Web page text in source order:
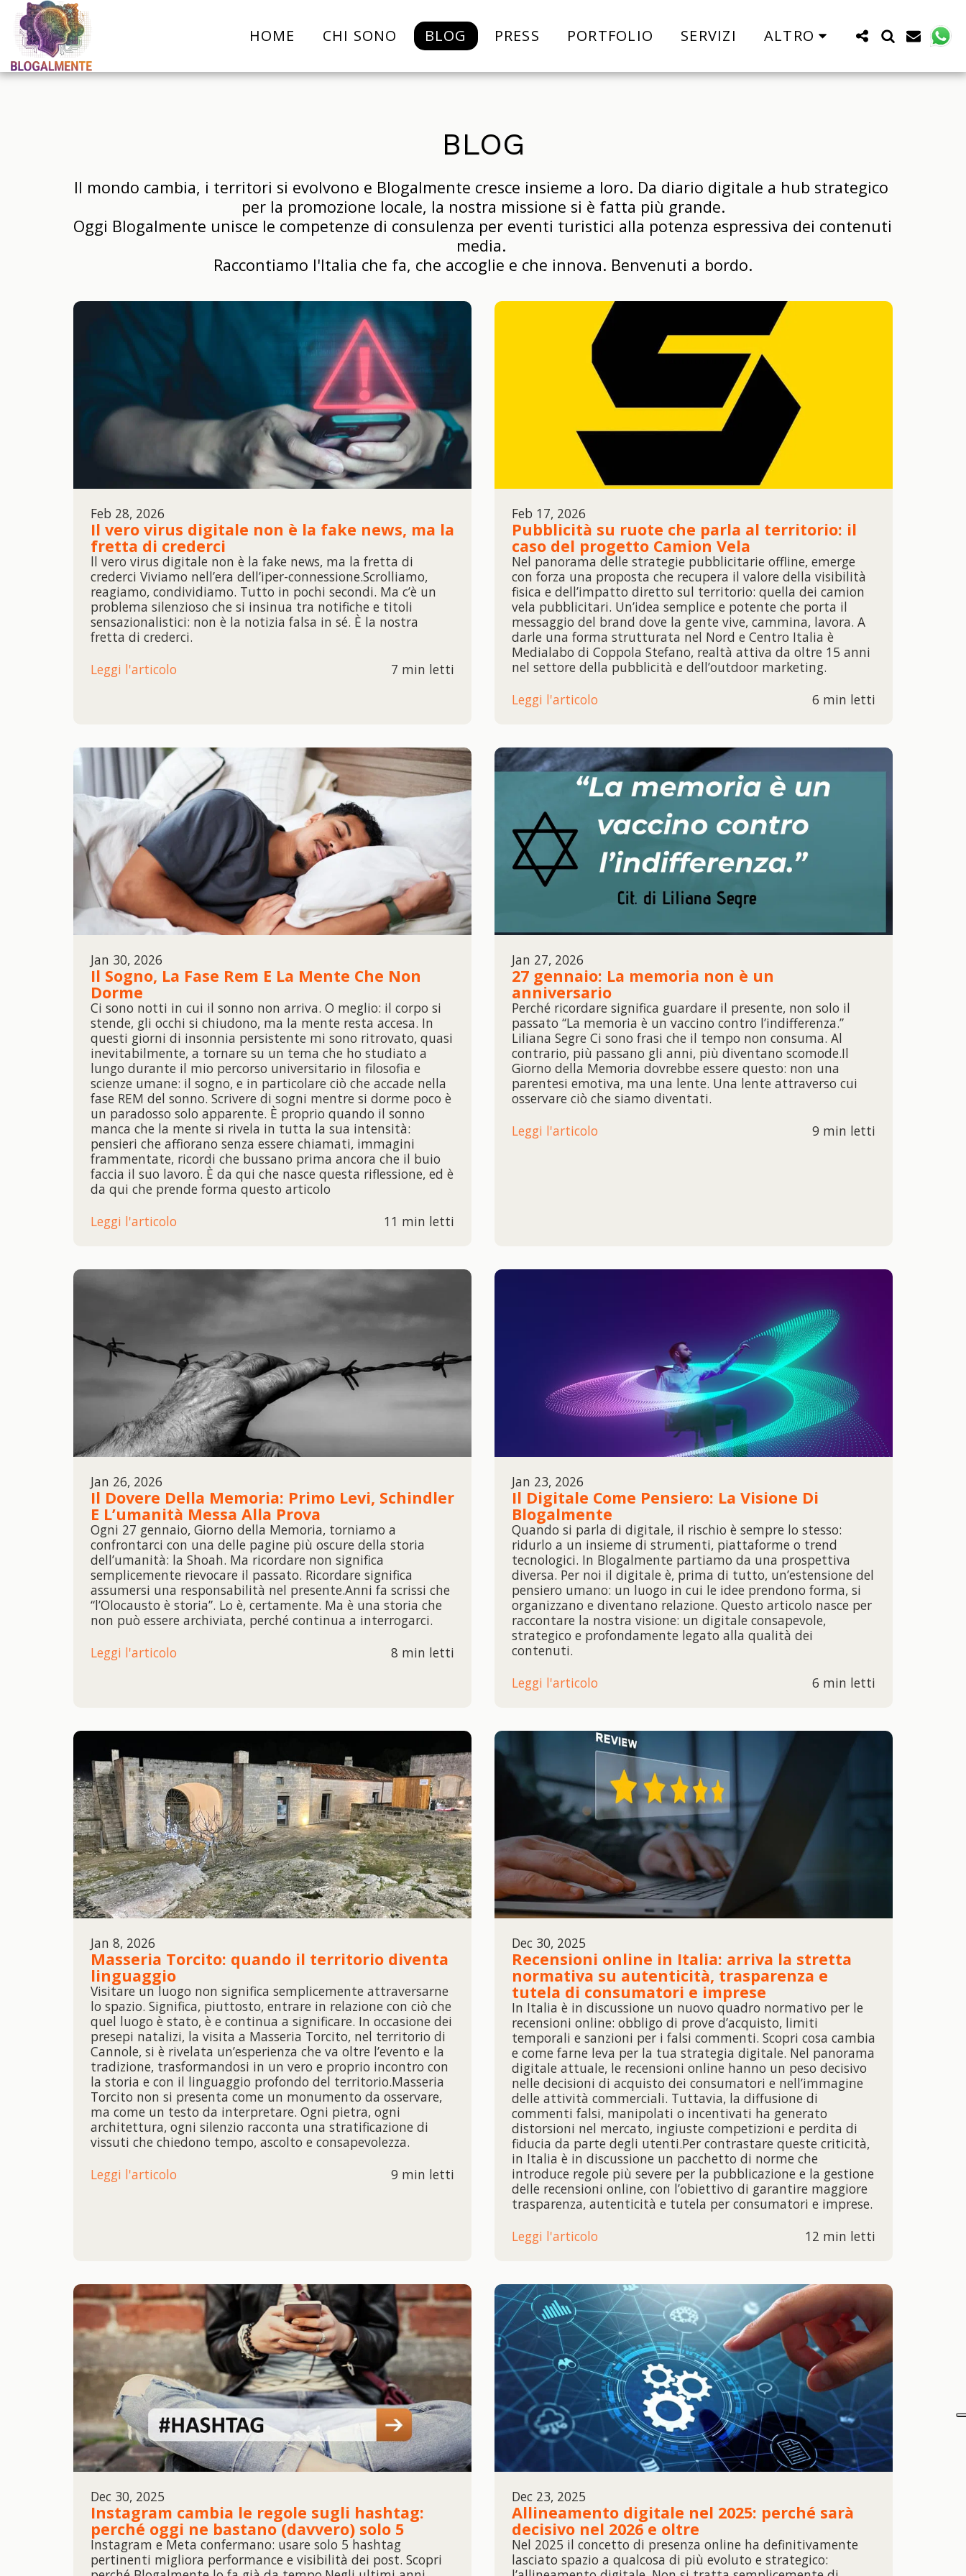
HOME CHI SONO BLOG PRESS PORTFOLIO SERVIZI ALTRO
BLOG
Il mondo cambia, i territori si evolvono e Blogalmente cresce insieme a loro. Da diario digitale a hub strategico
per la promozione locale, la nostra missione si è fatta più grande.
Oggi Blogalmente unisce le competenze di consulenza per eventi turistici alla potenza espressiva dei contenuti
media.
Raccontiamo l'Italia che fa, che accoglie e che innova. Benvenuti a bordo.
Feb 28, 2026
Il vero virus digitale non è la fake news, ma la
fretta di crederci
ll vero virus digitale non è la fake news, ma la fretta di
crederci Viviamo nell’era dell’iper-connessione.Scrolliamo,
reagiamo, condividiamo. Tutto in pochi secondi. Ma c’è un
problema silenzioso che si insinua tra notifiche e titoli
sensazionalistici: non è la notizia falsa in sé. È la nostra
fretta di crederci.
Leggi l'articolo
7 min letti
Feb 17, 2026
Pubblicità su ruote che parla al territorio: il
caso del progetto Camion Vela
Nel panorama delle strategie pubblicitarie offline, emerge
con forza una proposta che recupera il valore della visibilità
fisica e dell’impatto diretto sul territorio: quella dei camion
vela pubblicitari. Un’idea semplice e potente che porta il
messaggio del brand dove la gente vive, cammina, lavora. A
darle una forma strutturata nel Nord e Centro Italia è
Medialabo di Coppola Stefano, realtà attiva da oltre 15 anni
nel settore della pubblicità e dell’outdoor marketing.
Leggi l'articolo
6 min letti
Jan 30, 2026
Il Sogno, La Fase Rem E La Mente Che Non
Dorme
Ci sono notti in cui il sonno non arriva. O meglio: il corpo si
stende, gli occhi si chiudono, ma la mente resta accesa. In
questi giorni di insonnia persistente mi sono ritrovato, quasi
inevitabilmente, a tornare su un tema che ho studiato a
lungo durante il mio percorso universitario in filosofia e
scienze umane: il sogno, e in particolare ciò che accade nella
fase REM del sonno. Scrivere di sogni mentre si dorme poco è
un paradosso solo apparente. È proprio quando il sonno
manca che la mente si rivela in tutta la sua intensità:
pensieri che affiorano senza essere chiamati, immagini
frammentate, ricordi che bussano prima ancora che il buio
faccia il suo lavoro. È da qui che nasce questa riflessione, ed è
da qui che prende forma questo articolo
Leggi l'articolo
11 min letti
Jan 27, 2026
27 gennaio: La memoria non è un
anniversario
Perché ricordare significa guardare il presente, non solo il
passato “La memoria è un vaccino contro l’indifferenza.”
Liliana Segre Ci sono frasi che il tempo non consuma. Al
contrario, più passano gli anni, più diventano scomode.Il
Giorno della Memoria dovrebbe essere questo: non una
parentesi emotiva, ma una lente. Una lente attraverso cui
osservare ciò che siamo diventati.
Leggi l'articolo
9 min letti
Jan 26, 2026
Il Dovere Della Memoria: Primo Levi, Schindler
E L’umanità Messa Alla Prova
Ogni 27 gennaio, Giorno della Memoria, torniamo a
confrontarci con una delle pagine più oscure della storia
dell’umanità: la Shoah. Ma ricordare non significa
semplicemente rievocare il passato. Ricordare significa
assumersi una responsabilità nel presente.Anni fa scrissi che
“l’Olocausto è storia”. Lo è, certamente. Ma è una storia che
non può essere archiviata, perché continua a interrogarci.
Leggi l'articolo
8 min letti
Jan 23, 2026
Il Digitale Come Pensiero: La Visione Di
Blogalmente
Quando si parla di digitale, il rischio è sempre lo stesso:
ridurlo a un insieme di strumenti, piattaforme o trend
tecnologici. In Blogalmente partiamo da una prospettiva
diversa. Per noi il digitale è, prima di tutto, un’estensione del
pensiero umano: un luogo in cui le idee prendono forma, si
organizzano e diventano relazione. Questo articolo nasce per
raccontare la nostra visione: un digitale consapevole,
strategico e profondamente legato alla qualità dei
contenuti.
Leggi l'articolo
6 min letti
Jan 8, 2026
Masseria Torcito: quando il territorio diventa
linguaggio
Visitare un luogo non significa semplicemente attraversarne
lo spazio. Significa, piuttosto, entrare in relazione con ciò che
quel luogo è stato, è e continua a significare. In occasione dei
presepi natalizi, la visita a Masseria Torcito, nel territorio di
Cannole, si è rivelata un’esperienza che va oltre l’evento e la
tradizione, trasformandosi in un vero e proprio incontro con
la storia e con il linguaggio profondo del territorio.Masseria
Torcito non si presenta come un monumento da osservare,
ma come un testo da interpretare. Ogni pietra, ogni
architettura, ogni silenzio racconta una stratificazione di
vissuti che chiedono tempo, ascolto e consapevolezza.
Leggi l'articolo
9 min letti
Dec 30, 2025
Recensioni online in Italia: arriva la stretta
normativa su autenticità, trasparenza e
tutela di consumatori e imprese
In Italia è in discussione un nuovo quadro normativo per le
recensioni online: obbligo di prove d’acquisto, limiti
temporali e sanzioni per i falsi commenti. Scopri cosa cambia
e come farne leva per la tua strategia digitale. Nel panorama
digitale attuale, le recensioni online hanno un peso decisivo
nelle decisioni di acquisto dei consumatori e nell’immagine
delle attività commerciali. Tuttavia, la diffusione di
commenti falsi, manipolati o incentivati ha generato
distorsioni nel mercato, ingiuste competizioni e perdita di
fiducia da parte degli utenti.Per contrastare queste criticità,
in Italia è in discussione un pacchetto di norme che
introduce regole più severe per la pubblicazione e la gestione
delle recensioni online, con l’obiettivo di garantire maggiore
trasparenza, autenticità e tutela per consumatori e imprese.
Leggi l'articolo
12 min letti
Dec 30, 2025
Instagram cambia le regole sugli hashtag:
perché oggi ne bastano (davvero) solo 5
Instagram e Meta confermano: usare solo 5 hashtag
pertinenti migliora performance e visibilità dei post. Scopri
Dec 23, 2025
Allineamento digitale nel 2025: perché sarà
decisivo nel 2026 e oltre
Nel 2025 il concetto di presenza online ha definitivamente
lasciato spazio a qualcosa di più evoluto e strategico: